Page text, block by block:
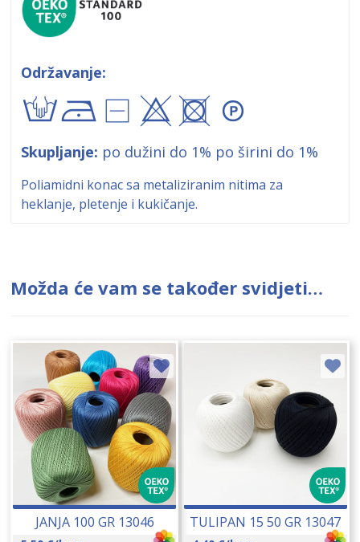
Održavanje:
t!9x+A
Skupljanje: po dužini do 1% po širini do 1%
Poliamidni konac sa metaliziranim nitima za
heklanje, pletenje i kukičanje.
Možda će vam se također svidjeti…
JANJA 100 GR 13046 TULIPAN 15 50 GR 13047